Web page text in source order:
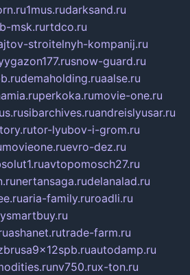
1mus.rudarksand.ru
msk.rurtdco.ru
stroitelnyh-kompanij.ru
snow-guard.ru
demaholding.ruaalse.ru
perkoka.rumovie-one.ru
sibarchives.ruandreislyusar.ru
tor-lyubov-i-grom.ru
movieone.ruevro-dez.ru
avtopomosch27.ru
nertansaga.rudelanalad.ru
aria-family.ruroadli.ru
ashanet.rutrade-farm.ru
autodamp.ru
nv750.rux-ton.ru